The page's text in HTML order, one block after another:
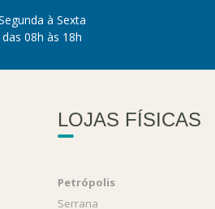
à Sexta
das 08h às 18h
LOJAS FÍSICAS
Petrópolis
Serrana